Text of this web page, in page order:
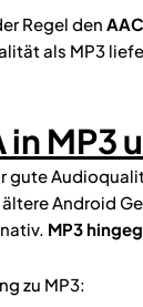
Regel den
als MP3
in MP3
gute
Android
MP3
zu MP3: